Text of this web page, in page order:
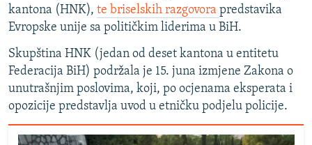
kantona (HNK), te briselskih razgovora predstavika
Evropske unije sa političkim liderima u BiH.
Skupština HNK (jedan od deset kantona u entitetu
Federacija BiH) podržala je 15. juna izmjene Zakona o
unutrašnjim poslovima, koji, po ocjenama eksperata i
opozicije predstavlja uvod u etničku podjelu policije.